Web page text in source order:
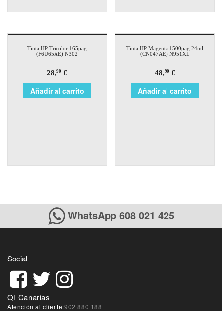
Tinta HP Tricolor 165pag
(F6U65AE) N302
28,90 €
Añadir al carrito
Tinta HP Magenta 1500pag 24ml
(CN047AE) N951XL
48,90€
Añadir al carrito
WhatsApp 608 021 425
Social
QI Canarias
Atención al cliente:902 880 188